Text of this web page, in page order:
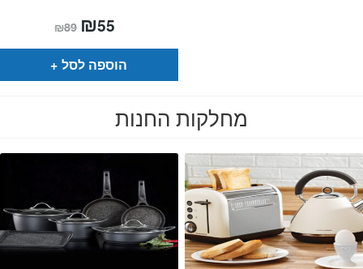
₪89 המחיר
המקורי
היה:
₪89.
₪55
הוא:
הוספה לסל
מחלקות החנות